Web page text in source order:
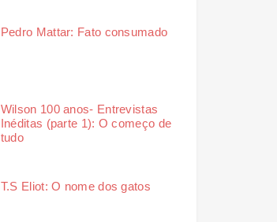
Pedro Mattar: Fato consumado
Wilson 100 anos- Entrevistas
Inéditas (parte 1): O começo de
tudo
T.S Eliot: O nome dos gatos